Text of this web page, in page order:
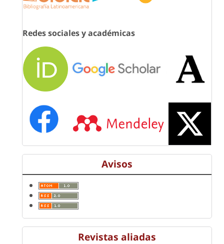
Redes sociales y académicas
Avisos
Revistas aliadas